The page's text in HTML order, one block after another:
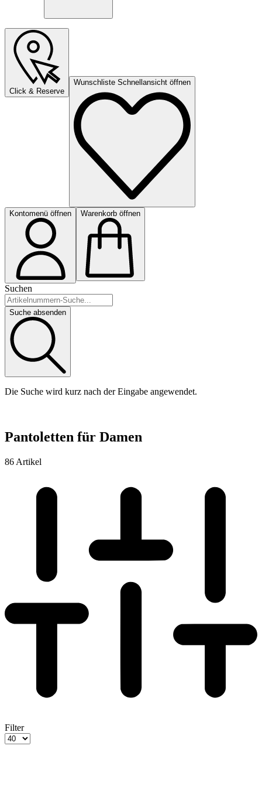
Click & Reserve
Wunschliste Schnellansicht öffnen
Kontomenü öffnen Warenkorb öffnen
Suchen
Suche absenden
Die Suche wird kurz nach der Eingabe angewendet.
Pantoletten für Damen
86 Artikel
Filter